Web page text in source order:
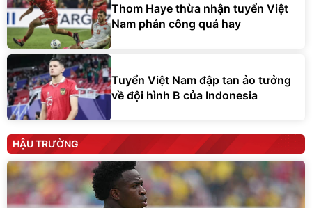
Thom Haye thừa nhận tuyển Việt
Nam phản công quá hay
Tuyển Việt Nam đập tan ảo tưởng
về đội hình B của Indonesia
HẬU TRƯỜNG